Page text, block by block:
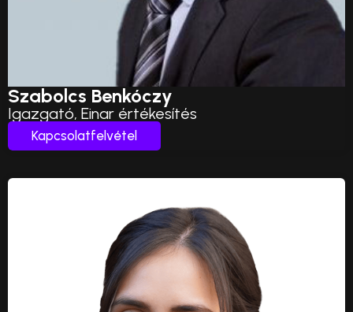
Szabolcs Benkóczy
Igazgató, Einar értékesítés
Kapcsolatfelvétel